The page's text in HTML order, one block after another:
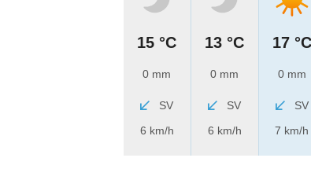
15 °C
0 mm
SV
6 km/h
13 °C
0 mm
SV
6 km/h
17 °C
0 mm
SV
7 km/h